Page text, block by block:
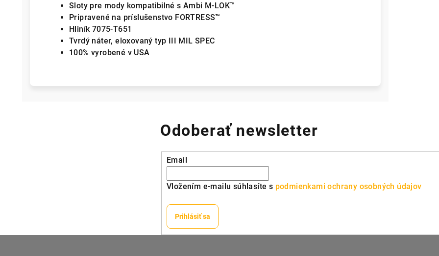
Sloty pre mody kompatibilné s Ambi M-LOK™
Pripravené na príslušenstvo FORTRESS™
Hliník 7075-T651
Tvrdý náter, eloxovaný typ III MIL SPEC
100% vyrobené v USA
Odoberať newsletter
Email
Vložením e-mailu súhlasíte s podmienkami ochrany osobných údajov
Prihlásiť sa